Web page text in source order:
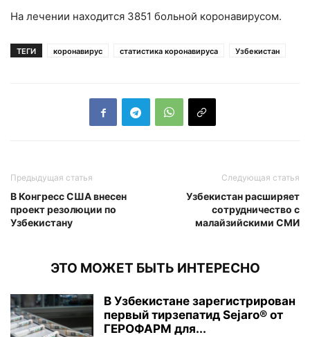
На лечении находится 3851 больной коронавирусом.
ТЕГИ коронавирус статистика коронавируса Узбекистан
Предыдущая статья
В Конгресс США внесен
проект резолюции по
Узбекистану
Следующая статья
Узбекистан расширяет
сотрудничество с
малайзийскими СМИ
ЭТО МОЖЕТ БЫТЬ ИНТЕРЕСНО
В Узбекистане зарегистрирован
первый тирзепатид Sejaro® от
ГЕРОФАРМ для...